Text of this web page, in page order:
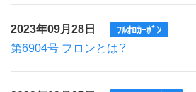
2023年09月28日 ﾌﾙｵﾛｶｰﾎﾞﾝ
第6904号 フロンとは？